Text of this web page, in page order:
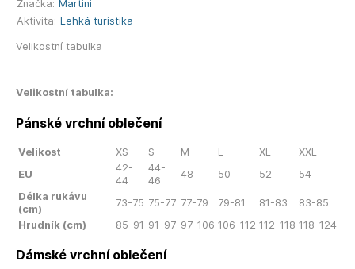
Značka: Martini
Aktivita: Lehká turistika
Velikostní tabulka
Velikostní tabulka:
Pánské vrchní oblečení
Velikost XS S M L XL
XXL
EU
42-
44
44-
46
48 50 52
54
Délka rukávu
(cm)
73-75 75-77 77-79 79-81 81-83
83-85
Hrudník (cm)
85-91 91-97 97-106 106-112 112-118 118-124
Dámské vrchní oblečení